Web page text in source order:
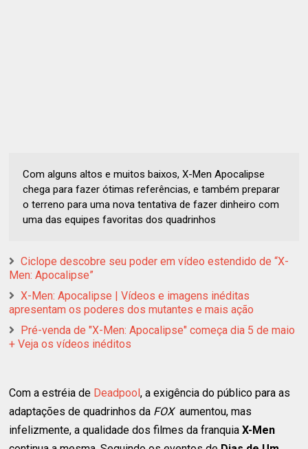
Com alguns altos e muitos baixos, X-Men Apocalipse
chega para fazer ótimas referências, e também preparar
o terreno para uma nova tentativa de fazer dinheiro com
uma das equipes favoritas dos quadrinhos
Ciclope descobre seu poder em vídeo estendido de “X-
Men: Apocalipse”
X-Men: Apocalipse | Vídeos e imagens inéditas
apresentam os poderes dos mutantes e mais ação
Pré-venda de "X-Men: Apocalipse" começa dia 5 de maio
+ Veja os vídeos inéditos
Com a estréia de Deadpool, a exigência do público para as
adaptações de quadrinhos da FOX aumentou, mas
infelizmente, a qualidade dos filmes da franquiaX-Men